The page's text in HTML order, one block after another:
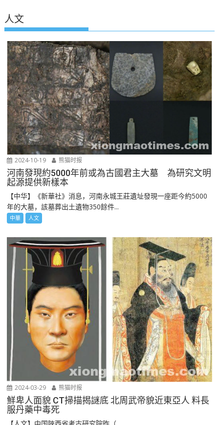
人文
2024-10-19 熊猫时报
河南發現約5000年前或為古國君主大墓 為研究文明
起源提供新樣本
【中华】《新華社》消息，河南永城王莊遺址發現一座距今約5000
年的大墓，該墓葬出土遺物350餘件...
中華 人文
2024-03-29 熊猫时报
鮮卑人面貌 CT掃描揭謎底 北周武帝貌近東亞人 料長
服丹藥中毒死
【人文】中国陜西省考古研究院昨（...